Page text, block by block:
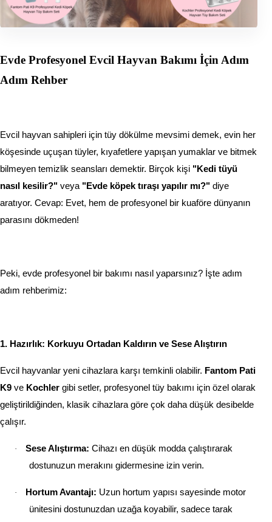
Evde Profesyonel Evcil Hayvan Bakımı İçin Adım
Adım Rehber
Evcil hayvan sahipleri için tüy dökülme mevsimi demek, evin her
köşesinde uçuşan tüyler, kıyafetlere yapışan yumaklar ve bitmek
bilmeyen temizlik seansları demektir. Birçok kişi "Kedi tüyü
nasıl kesilir?" veya "Evde köpek tıraşı yapılır mı?" diye
aratıyor. Cevap: Evet, hem de profesyonel bir kuaföre dünyanın
parasını dökmeden!
Peki, evde profesyonel bir bakımı nasıl yaparsınız? İşte adım
adım rehberimiz:
1. Hazırlık: Korkuyu Ortadan Kaldırın ve Sese Alıştırın
Evcil hayvanlar yeni cihazlara karşı temkinli olabilir. Fantom Pati
K9 ve Kochler gibi setler, profesyonel tüy bakımı için özel olarak
geliştirildiğinden, klasik cihazlara göre çok daha düşük desibelde
çalışır.
· Sese Alıştırma: Cihazı en düşük modda çalıştırarak
dostunuzun merakını gidermesine izin verin.
· Hortum Avantajı: Uzun hortum yapısı sayesinde motor
ünitesini dostunuzdan uzağa koyabilir, sadece tarak